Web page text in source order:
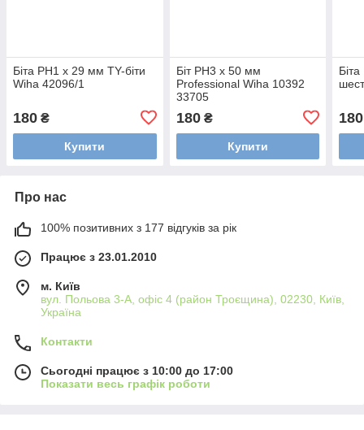
Біта PH1 х 29 мм TY-біти
Wiha 42096/1
180 ₴
Купити
Біт PH3 х 50 мм
Professional Wiha 10392
33705
180₴
Купити
180
Про нас
100% позитивних з 177 відгуків за рік
Працює з 23.01.2010
м. Київ
вул. Польова 3-А, офіс 4 (район Троєщина), 02230, Київ,
Україна
Контакти
Сьогодні працює з 10:00 до 17:00
Показати весь графік роботи